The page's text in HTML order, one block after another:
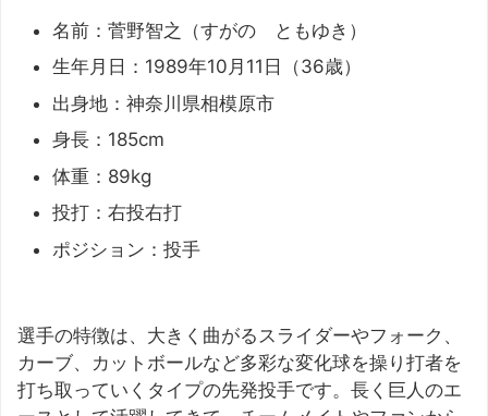
名前：菅野智之（すがの ともゆき）
生年月日：1989年10月11日（36歳）
出身地：神奈川県相模原市
身長：185cm
体重：89kg
投打：右投右打
ポジション：投手
選手の特徴は、大きく曲がるスライダーやフォーク、
カーブ、カットボールなど多彩な変化球を操り打者を
打ち取っていくタイプの先発投手です。長く巨人のエ